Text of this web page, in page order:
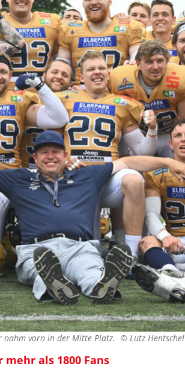
nahm vorn in der Mitte Platz. © Lutz Hentschel
als 1800 Fans